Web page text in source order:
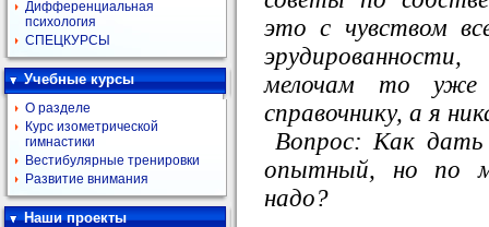
Дифференциальная
психология
СПЕЦКУРСЫ
Учебные курсы
О разделе
Курс изометрической
гимнастики
Вестибулярные тренировки
Развитие внимания
Наши проекты
это с чувством
мелочам то
справочнику, а я
Вопрос: Как
опытный, но по
надо?